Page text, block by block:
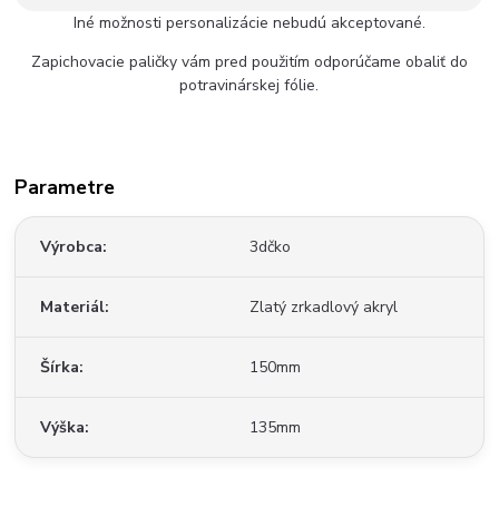
Iné možnosti personalizácie nebudú akceptované.
Zapichovacie paličky vám pred použitím odporúčame obaliť do
potravinárskej fólie.
Parametre
Výrobca 3dčko
Materiál Zlatý zrkadlový akryl
Šírka 150mm
Výška 135mm